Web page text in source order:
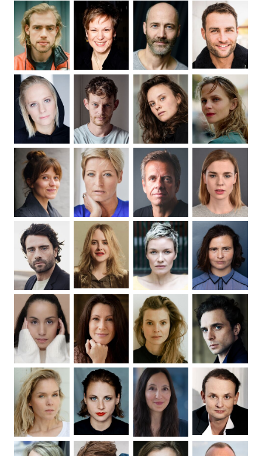
Navigation
überspringen